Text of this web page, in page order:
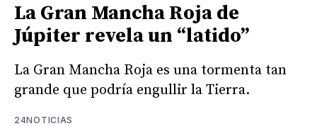
La Gran Mancha Roja de
Júpiter revela un “latido”
La Gran Mancha Roja es una tormenta tan
grande que podría engullir la Tierra.
24NOTICIAS